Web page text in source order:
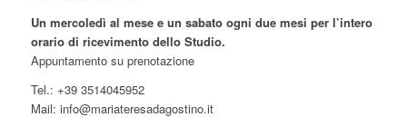
Un mercoledì al mese e un sabato ogni due mesi per l’intero
orario di ricevimento dello Studio.
Appuntamento su prenotazione
Tel.: +39 3514045952
Mail: info@mariateresadagostino.it